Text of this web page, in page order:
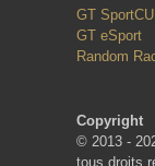
GT
GT eSport
Random
Copyright
© 2013 -
tous droits